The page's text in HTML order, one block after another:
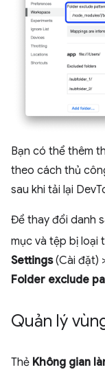
Bạn có thể thêm
theo cách thủ
sau khi tải lại
Để thay đổi danh
mục và tệp bị loại
Settings(Cài đặt)
Folder exclude
Quản lý
Thẻ Không gian